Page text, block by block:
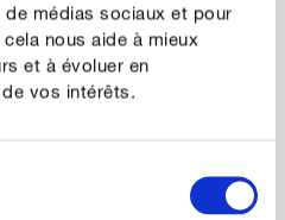
médias sociaux et pour
nous aide à mieux
et à évoluer en
vos intérêts.
incontournable de